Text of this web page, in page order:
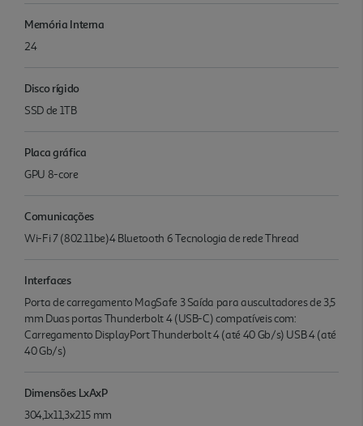
Memória Interna
24
Disco rígido
SSD de 1TB
Placa gráfica
GPU 8-core
Comunicações
Wi-Fi 7 (802.11be)4 Bluetooth 6 Tecnologia de rede Thread
Interfaces
Porta de carrega­mento MagSafe 3 Saída para auscultadores de 3,5
mm Duas portas Thunderbolt 4 (USB-C) compatíveis com:
Carrega­mento DisplayPort Thunderbolt 4 (até 40 Gb/s) USB 4 (até
40 Gb/s)
Dimensões LxAxP
304,1x11,3x215 mm